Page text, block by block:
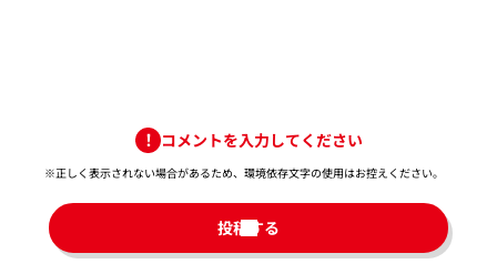
コメントを入力してください
※正しく表示されない場合があるため、環境依存文字の使用はお控えください。​
投稿する